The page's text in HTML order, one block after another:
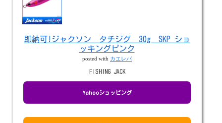
即納可!ジャクソン タチジグ 30g SKP ショ
ッキングピンク
posted with カエレバ
FISHING JACK
Yahooショッピング